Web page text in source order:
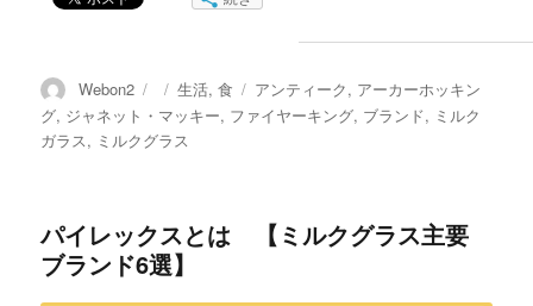
投
稿
者
Webon2
投
稿
日:
カ
テ
ゴ
生活,食
タ
グ
アンティーク, アーカーホッキン
グ, ジャネット・マッキー, ファイヤーキング, ブランド, ミルク
ガラス, ミルクグラス
パイレックスとは 【ミルクグラス主要
ブランド6選】